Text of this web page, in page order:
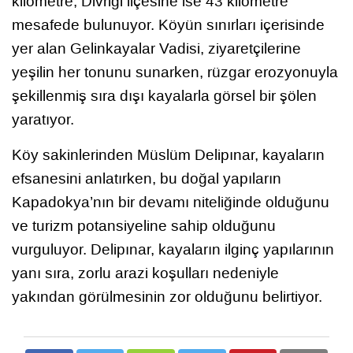
mesafede bulunuyor. Köyün sınırları içerisinde
yer alan Gelinkayalar Vadisi, ziyaretçilerine
yeşilin her tonunu sunarken, rüzgar erozyonuyla
şekillenmiş sıra dışı kayalarla görsel bir şölen
yaratıyor.
Köy sakinlerinden Müslüm Delipınar, kayaların
efsanesini anlatırken, bu doğal yapıların
Kapadokya’nın bir devamı niteliğinde olduğunu
ve turizm potansiyeline sahip olduğunu
vurguluyor. Delipınar, kayaların ilginç yapılarının
yanı sıra, zorlu arazi koşulları nedeniyle
yakından görülmesinin zor olduğunu belirtiyor.